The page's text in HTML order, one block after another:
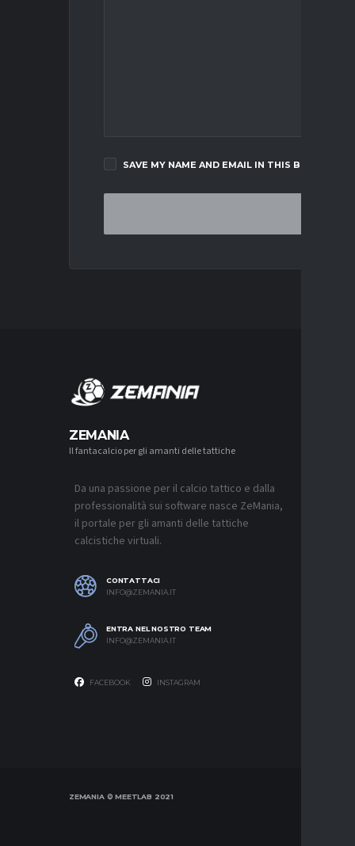
SAVE MY NAME AND EMAIL IN THIS BROWSER
ZEMANIA
Il fantacalcio per gli amanti delle tattiche
Da una passione per il calcio tattico e dalla
professionalità sui software nasce ZeMania,
il portale per gli amanti delle tattiche
calcistiche virtuali.
CONTATTACI
INFO@ZEMANIA.IT
ENTRA NEL NOSTRO TEAM
INFO@ZEMANIA.IT
FACEBOOK INSTAGRAM
ZEMANIA © MEETLAB 2021